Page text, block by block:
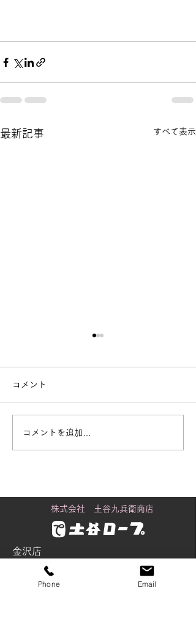
最新記事 すべて表示
街で見かける「白いも
コメント
コメントを追加…
株式会社 土谷九兵衛商店
金沢店
〒920-0061
石川県金沢市問屋町2丁目98番地
Phone Email